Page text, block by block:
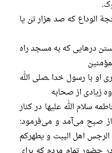
الوداع که صد هزار تن یا
درهایی که به مسجد راه
او با رسول خدا ـصلی الله
زیادی از صحابه
سلام الله علیها در کنار
صبح می‌آمد و می‌فرمود:
الرجس اهل البیت و یطهرکم